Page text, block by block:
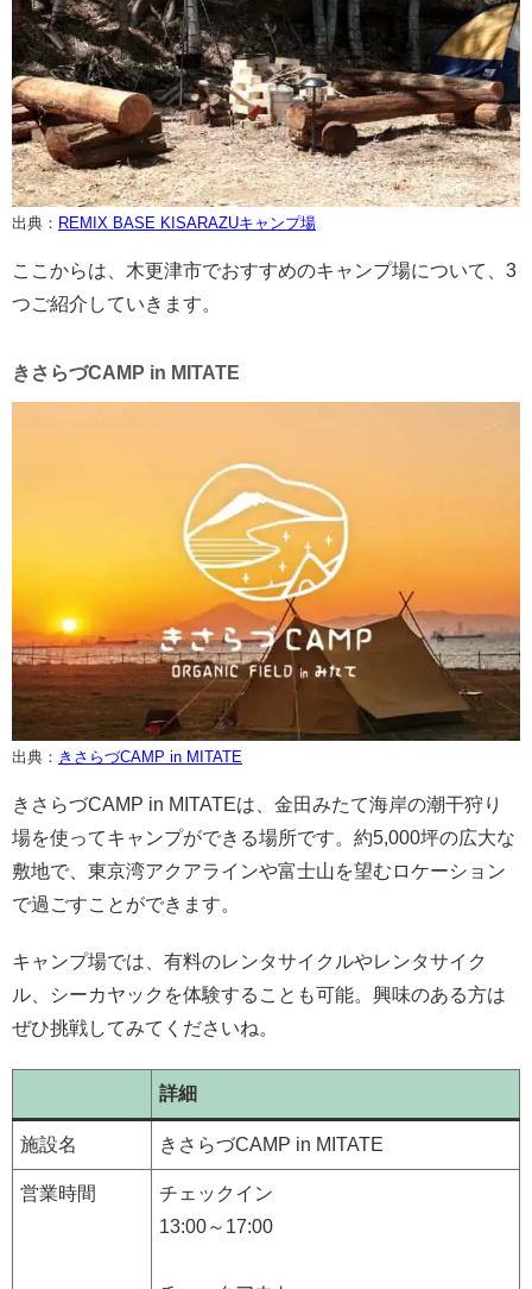
出典： REMIX BASE KISARAZUキャンプ場
ここからは、木更津市でおすすめのキャンプ場について、3
つご紹介していきます。
きさらづCAMP in MITATE
出典： きさらづCAMP in MITATE
きさらづCAMP in MITATEは、金田みたて海岸の潮干狩り
場を使ってキャンプができる場所です。約5,000坪の広大な
敷地で、東京湾アクアラインや富士山を望むロケーション
で過ごすことができます。
キャンプ場では、有料のレンタサイクルやレンタサイク
ル、シーカヤックを体験することも可能。興味のある方は
ぜひ挑戦してみてくださいね。
詳細
施設名 きさらづCAMP in MITATE
営業時間
チェックイン
13:00～17:00